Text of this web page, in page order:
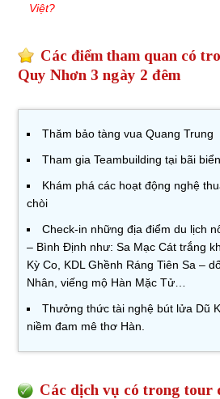
Việt?
Các điểm tham quan có
Quy Nhơn 3 ngày 2 đêm
Thăm bảo tàng vua Quang Trung
Tham gia Teambuilding tại bãi
Khám phá các hoạt động nghệ
chòi
Check-in những địa điểm du lịch
– Bình Định như: Sa Mạc Cát trắng
Kỳ Co, KDL Ghềnh Ráng Tiên Sa –
Nhân, viếng mộ Hàn Mặc Tử…
Thưởng thức tài nghệ bút lửa Dũ
niềm đam mê thơ Hàn.
Các dịch vụ có trong tour